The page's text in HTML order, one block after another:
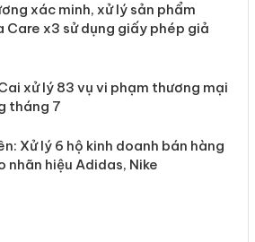
xác minh, xử lý sản phẩm
Care x3 sử dụng giấy phép giả
Cai xử lý 83 vụ vi phạm thương
trong tháng 7